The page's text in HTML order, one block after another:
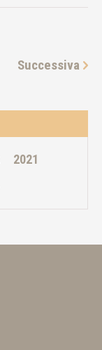
Successiva
2021